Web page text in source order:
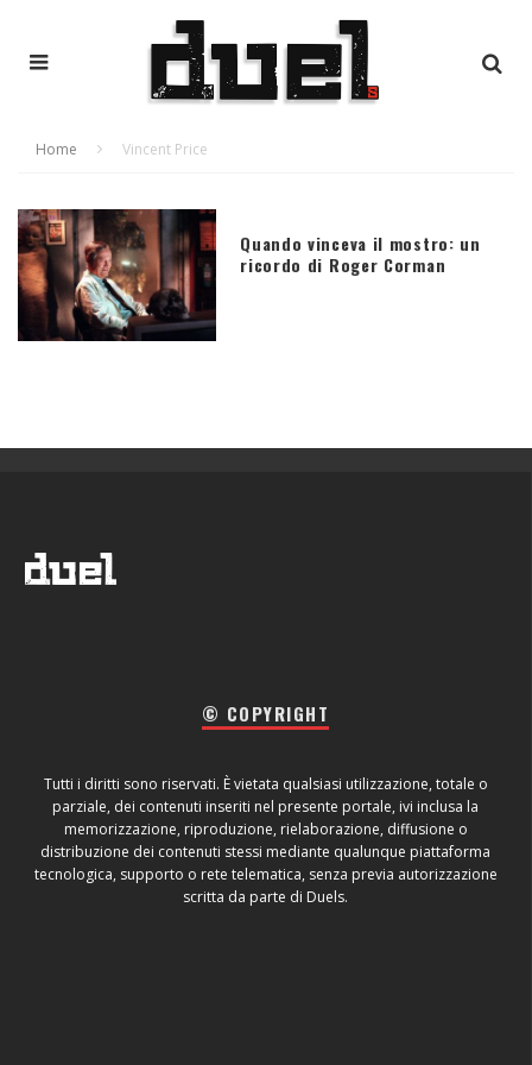
Home Vincent Price
Quando vinceva il mostro: un
ricordo di Roger Corman
© COPYRIGHT
Tutti i diritti sono riservati. È vietata qualsiasi utilizzazione, totale o
parziale, dei contenuti inseriti nel presente portale, ivi inclusa la
memorizzazione, riproduzione, rielaborazione, diffusione o
distribuzione dei contenuti stessi mediante qualunque piattaforma
tecnologica, supporto o rete telematica, senza previa autorizzazione
scritta da parte di Duels.